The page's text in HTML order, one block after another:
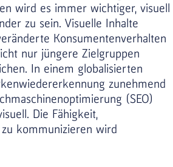
wird es immer wichtiger, visuell
zu sein. Visuelle Inhalte
Konsumentenverhalten
nur jüngere Zielgruppen
In einem globalisierten
zunehmend
(SEO)
Die Fähigkeit,
kommunizieren wird